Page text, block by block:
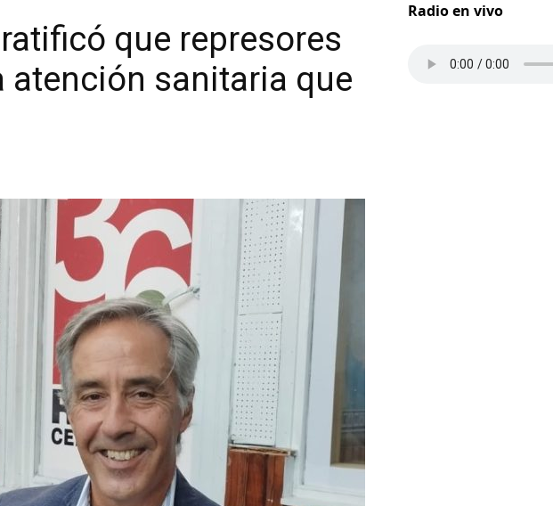
que represores
atención sanitaria que
Radio en vivo